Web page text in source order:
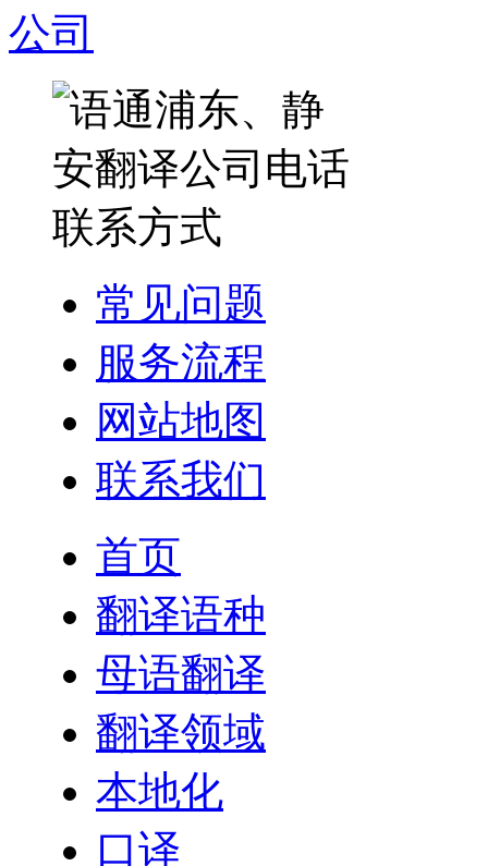
常见问题
服务流程
网站地图
联系我们
首页
翻译语种
母语翻译
翻译领域
本地化
口译